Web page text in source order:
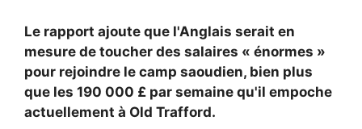
Le rapport ajoute que l'Anglais serait en
mesure de toucher des salaires « énormes »
pour rejoindre le camp saoudien, bien plus
que les 190 000 £ par semaine qu'il empoche
actuellement à Old Trafford.